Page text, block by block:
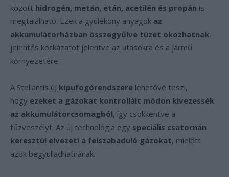
között hidrogén, metán, etán, acetilén és propán is
megtalálható. Ezek a gyúlékony anyagok az
akkumulátorházban összegyűlve tüzet okozhatnak,
jelentős kockázatot jelentve az utasokra és a jármű
környezetére.
A Stellantis új kipufogórendszere lehetővé teszi,
hogy ezeket a gázokat kontrollált módon kivezessék
az akkumulátorcsomagból, így csökkentve a
tűzveszélyt. Az új technológia egy speciális csatornán
keresztül elvezeti a felszabaduló gázokat, mielőtt
azok begyulladhatnának.